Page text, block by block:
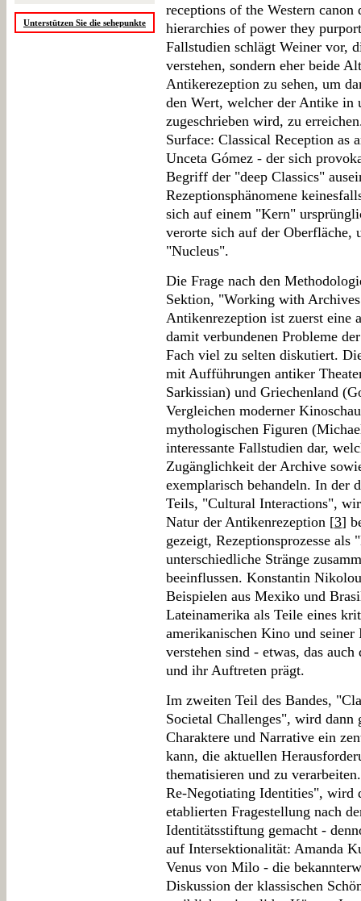
Unterstützen Sie die sehepunkte
receptions of the Western
hierarchies of power they
Fallstudien schlägt Weiner vor,
verstehen, sondern eher beide
Antikerezeption zu sehen, um
den Wert, welcher der Antike in
zugeschrieben wird, zu
Surface: Classical Reception as
Unceta Gómez - der sich
Begriff der "deep Classics"
Rezeptionsphänomene
sich auf einem "Kern"
verorte sich auf der Oberfläche,
"Nucleus".
Die Frage nach den
Sektion, "Working with
Antikenrezeption ist zuerst eine
damit verbundenen Probleme
Fach viel zu selten diskutiert.
mit Aufführungen antiker
Sarkissian) und Griechenland
Vergleichen moderner
mythologischen Figuren
interessante Fallstudien dar,
Zugänglichkeit der Archive
exemplarisch behandeln. In der
Teils, "Cultural Interactions",
Natur der Antikenrezeption [3]
gezeigt, Rezeptionsprozesse
unterschiedliche Stränge
beeinflussen. Konstantin
Beispielen aus Mexiko und
Lateinamerika als Teile eines
amerikanischen Kino und
verstehen sind - etwas, das
und ihr Auftreten prägt.
Im zweiten Teil des Bandes,
Societal Challenges", wird
Charaktere und Narrative ein
kann, die aktuellen
thematisieren und zu
Re-Negotiating Identities", wird
etablierten Fragestellung nach
Identitätsstiftung gemacht -
auf Intersektionalität: Amanda
Venus von Milo - die
Diskussion der klassischen